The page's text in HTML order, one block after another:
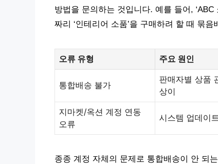
방법을 문의하는 것입니다. 예를 들어, ‘ABC
짜리 ‘인테리어 소품’을 구매하려 할 때 묶
오류 유형 주요 원인
통합배송 불가
판매자별 상품
상이
지마켓/옥션 계정 연동
오류
시스템 업데이
종종 계정 자체의 문제로 통합배송이 안 되